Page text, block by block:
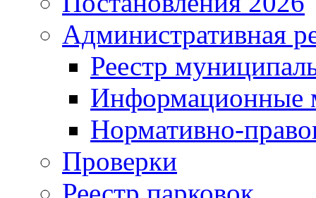
Административная
Реестр
Информационные
Нормативно-
Проверки